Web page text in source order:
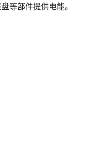
等部件提供电能。